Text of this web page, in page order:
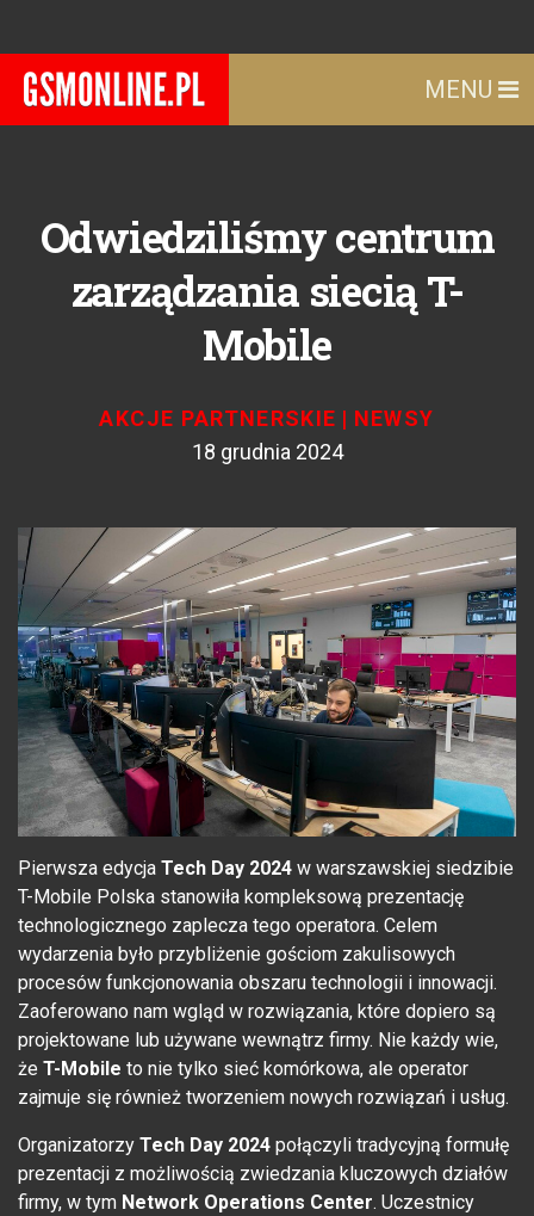
MENU
Odwiedziliśmy centrum
zarządzania siecią T-
Mobile
AKCJE PARTNERSKIE | NEWSY
18 grudnia 2024
Pierwsza edycja Tech Day 2024 w warszawskiej siedzibie
T-Mobile Polska stanowiła kompleksową prezentację
technologicznego zaplecza tego operatora. Celem
wydarzenia było przybliżenie gościom zakulisowych
procesów funkcjonowania obszaru technologii i innowacji.
Zaoferowano nam wgląd w rozwiązania, które dopiero są
projektowane lub używane wewnątrz firmy. Nie każdy wie,
że T-Mobile to nie tylko sieć komórkowa, ale operator
zajmuje się również tworzeniem nowych rozwiązań i usług.
Organizatorzy Tech Day 2024 połączyli tradycyjną formułę
prezentacji z możliwością zwiedzania kluczowych działów
firmy, w tym Network Operations Center. Uczestnicy